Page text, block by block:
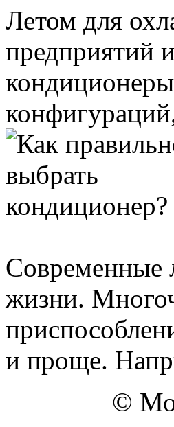
Летом для
предприятий
Современные
жизни.
и проще.
©